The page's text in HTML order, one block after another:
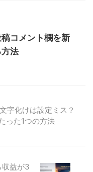
コメント欄を新
法
字化けは設定ミス？
った1つの方法
収益が3